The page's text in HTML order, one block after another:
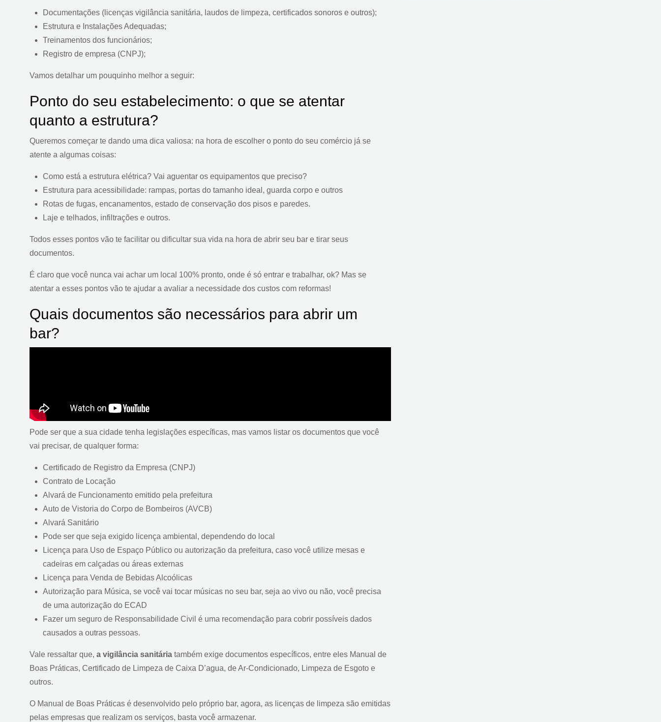
Documentações (licenças vigilância sanitária, laudos de limpeza, certificados sonoros e outros);
Estrutura e Instalações Adequadas;
Treinamentos dos funcionários;
Registro de empresa (CNPJ);
Vamos detalhar um pouquinho melhor a seguir:
Ponto do seu estabelecimento: o que se atentar
quanto a estrutura?
Queremos começar te dando uma dica valiosa: na hora de escolher o ponto do seu comércio já se
atente a algumas coisas:
Como está a estrutura elétrica? Vai aguentar os equipamentos que preciso?
Estrutura para acessibilidade: rampas, portas do tamanho ideal, guarda corpo e outros
Rotas de fugas, encanamentos, estado de conservação dos pisos e paredes.
Laje e telhados, infiltrações e outros.
Todos esses pontos vão te facilitar ou dificultar sua vida na hora de abrir seu bar e tirar seus
documentos.
É claro que você nunca vai achar um local 100% pronto, onde é só entrar e trabalhar, ok? Mas se
atentar a esses pontos vão te ajudar a avaliar a necessidade dos custos com reformas!
Quais documentos são necessários para abrir um
bar?
Pode ser que a sua cidade tenha legislações específicas, mas vamos listar os documentos que você
vai precisar, de qualquer forma:
Certificado de Registro da Empresa (CNPJ)
Contrato de Locação
Alvará de Funcionamento emitido pela prefeitura
Auto de Vistoria do Corpo de Bombeiros (AVCB)
Alvará Sanitário
Pode ser que seja exigido licença ambiental, dependendo do local
Licença para Uso de Espaço Público ou autorização da prefeitura, caso você utilize mesas e
cadeiras em calçadas ou áreas externas
Licença para Venda de Bebidas Alcoólicas
Autorização para Música, se você vai tocar músicas no seu bar, seja ao vivo ou não, você precisa
de uma autorização do ECAD
Fazer um seguro de Responsabilidade Civil é uma recomendação para cobrir possíveis dados
causados a outras pessoas.
Vale ressaltar que, a vigilância sanitáriatambém exige documentos específicos, entre eles Manual de
Boas Práticas, Certificado de Limpeza de Caixa D’agua, de Ar-Condicionado, Limpeza de Esgoto e
outros.
O Manual de Boas Práticas é desenvolvido pelo próprio bar, agora, as licenças de limpeza são emitidas
pelas empresas que realizam os serviços, basta você armazenar.